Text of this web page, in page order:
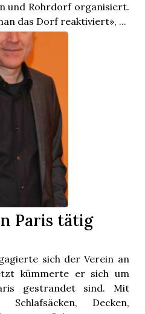
und Rohrdorf organisiert.
das Dorf reaktiviert», ...
Paris tätig
sich der Verein an
kümmerte er sich um
gestrandet sind. Mit
Schlafsäcken, Decken,